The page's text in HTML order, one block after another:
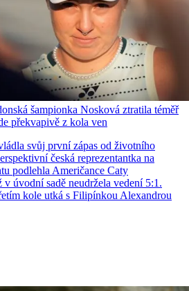
šampionka Nosková ztratila téměř
překvapivě z kola ven
svůj první zápas od životního
česká reprezentantka na
podlehla Američance Caty
úvodní sadě neudržela vedení 5:1.
kole utká s Filipínkou Alexandrou